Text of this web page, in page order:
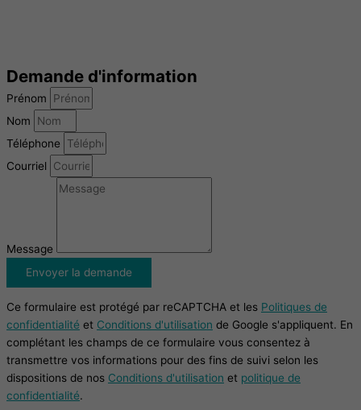
Demande d'information
Prénom
Nom
Téléphone
Courriel
Message
Envoyer la demande
Ce formulaire est protégé par reCAPTCHA et les Politiques de
confidentialité et Conditions d'utilisation de Google s'appliquent. En
complétant les champs de ce formulaire vous consentez à
transmettre vos informations pour des fins de suivi selon les
dispositions de nos Conditions d'utilisation et politique de
confidentialité.